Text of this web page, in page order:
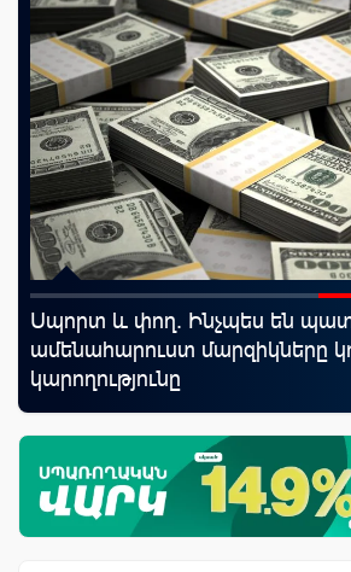
Սպորտ և փող. Ինչպես են
ամենահարուստ մարզիկները
կարողությունը